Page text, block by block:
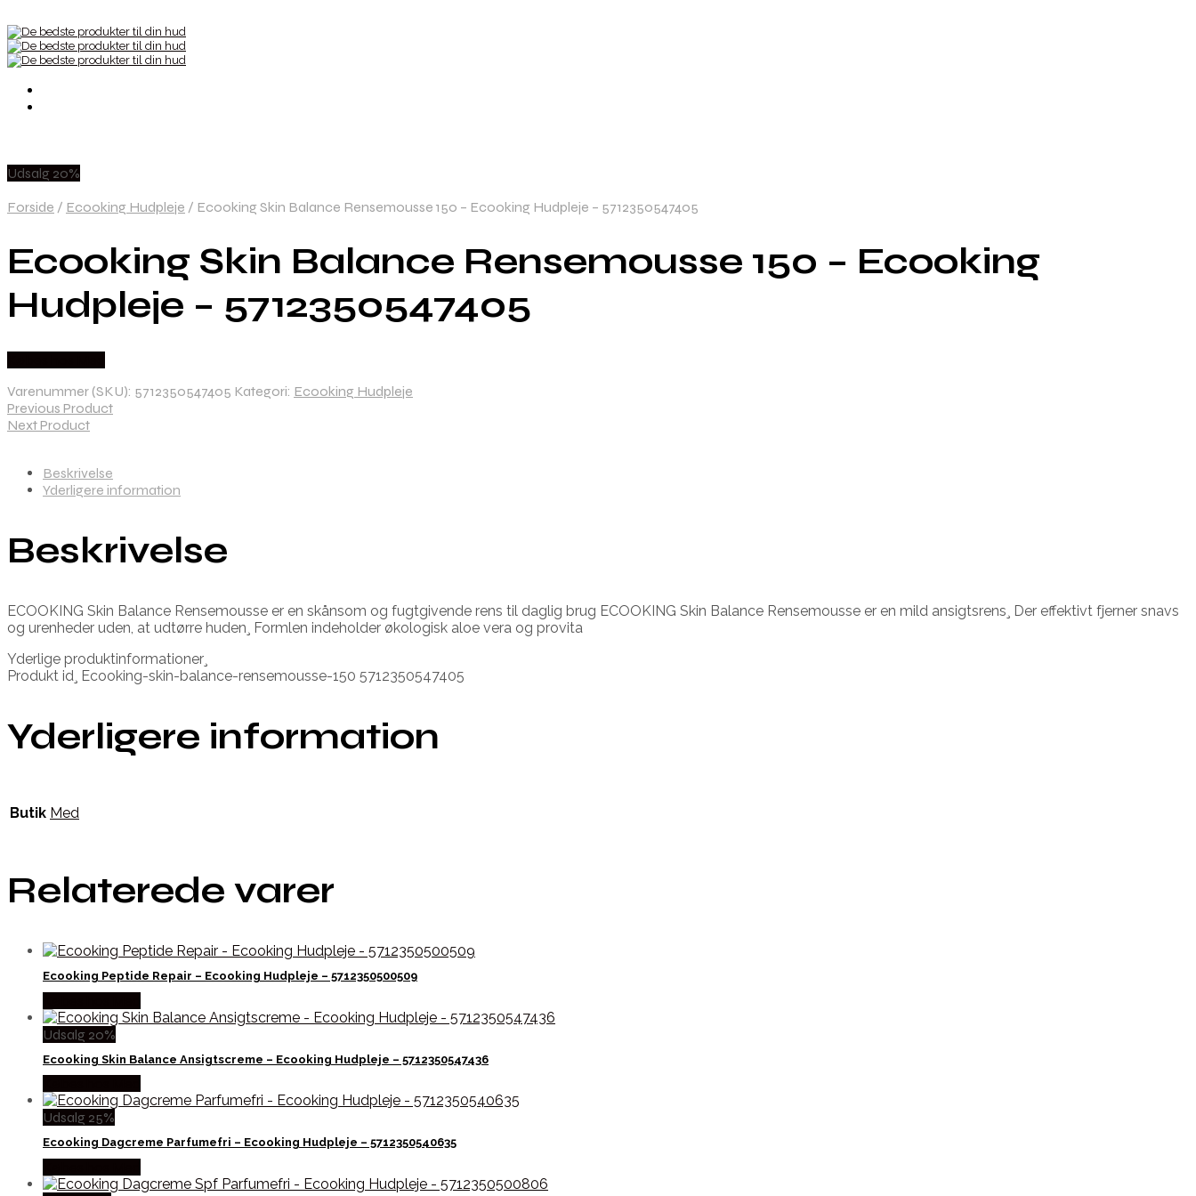
Udsalg 20%
Forside / Ecooking Hudpleje / Ecooking Skin Balance Rensemousse 150 – Ecooking Hudpleje – 5712350547405
Ecooking Skin Balance Rensemousse 150 – Ecooking
Hudpleje – 5712350547405
Varenummer (SKU): 5712350547405 Kategori: Ecooking Hudpleje
Previous Product
Next Product
Beskrivelse
Yderligere information
Beskrivelse
ECOOKING Skin Balance Rensemousse er en skånsom og fugtgivende rens til daglig brug ECOOKING Skin Balance Rensemousse er en mild ansigtsrens¸ Der effektivt fjerner snavs
og urenheder uden, at udtørre huden¸ Formlen indeholder økologisk aloe vera og provita
Yderlige produktinformationer¸
Produkt id¸ Ecooking-skin-balance-rensemousse-150 5712350547405
Yderligere information
Butik Med
Relaterede varer
Ecooking Peptide Repair – Ecooking Hudpleje – 5712350500509
Udsalg 20%
Ecooking Skin Balance Ansigtscreme – Ecooking Hudpleje – 5712350547436
Udsalg 25%
Ecooking Dagcreme Parfumefri – Ecooking Hudpleje – 5712350540635